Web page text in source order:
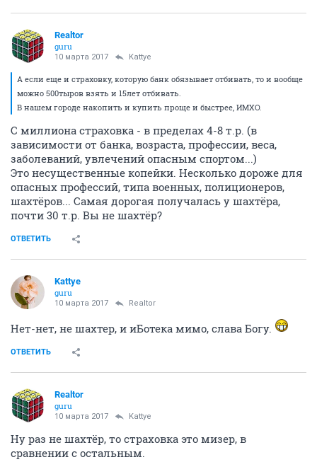
Realtor
guru
10 марта 2017 Kattye
А если еще и страховку, которую банк обязывает отбивать, то и вообще
можно 500тыров взять и 15лет отбивать.
В нашем городе накопить и купить проще и быстрее, ИМХО.
С миллиона страховка - в пределах 4-8 т.р. (в
зависимости от банка, возраста, профессии, веса,
заболеваний, увлечений опасным спортом...)
Это несущественные копейки. Несколько дороже для
опасных профессий, типа военных, полиционеров,
шахтёров... Самая дорогая получалась у шахтёра,
почти 30 т.р. Вы не шахтёр?
ОТВЕТИТЬ
Kattye
guru
10 марта 2017 Realtor
Нет-нет, не шахтер, и иБотека мимо, слава Богу.
ОТВЕТИТЬ
Realtor
guru
10 марта 2017 Kattye
Ну раз не шахтёр, то страховка это мизер, в
сравнении с остальным.